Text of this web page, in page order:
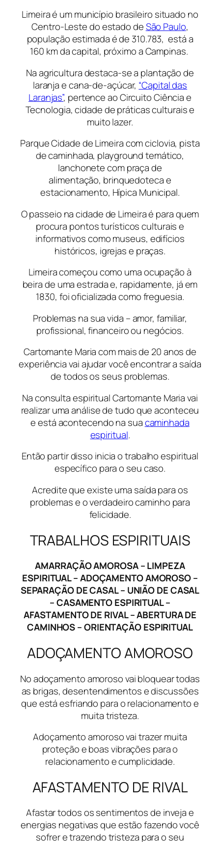
Limeira é um município brasileiro situado no
Centro-Leste do estado deSão Paulo,
população estimada é de 310.783, está a
160 km da capital, próximo a Campinas.
Na agricultura destaca-se a plantação de
laranja e cana-de-açúcar, “Capital das
Laranjas”, pertence ao Circuito Ciência e
Tecnologia, cidade de práticas culturais e
muito lazer.
Parque Cidade de Limeira com ciclovia, pista
de caminhada, playground temático,
lanchonete com praça de
alimentação, brinquedoteca e
estacionamento, Hípica Municipal.
O passeio na cidade de Limeira é para quem
procura pontos turísticos culturais e
informativos como museus, edifícios
históricos, igrejas e praças.
Limeira começou como uma ocupação à
beira de uma estrada e, rapidamente, já em
1830, foi oficializada como freguesia.
Problemas na sua vida – amor, familiar,
profissional, financeiro ou negócios.
Cartomante Maria com mais de 20 anos de
experiência vai ajudar você encontrar a saída
de todos os seus problemas.
Na consulta espiritual Cartomante Maria vai
realizar uma análise de tudo que aconteceu
e está acontecendo na suacaminhada
espiritual.
Então partir disso inicia o trabalho espiritual
específico para o seu caso.
Acredite que existe uma saída para os
problemas e o verdadeiro caminho para
felicidade.
TRABALHOS ESPIRITUAIS
AMARRAÇÃO AMOROSA – LIMPEZA
ESPIRITUAL – ADOÇAMENTO AMOROSO –
SEPARAÇÃO DE CASAL – UNIÃO DE CASAL
– CASAMENTO ESPIRITUAL –
AFASTAMENTO DE RIVAL – ABERTURA DE
CAMINHOS – ORIENTAÇÃO ESPIRITUAL
ADOÇAMENTO AMOROSO
No adoçamento amoroso vai bloquear todas
as brigas, desentendimentos e discussões
que está esfriando para o relacionamento e
muita tristeza.
Adoçamento amoroso vai trazer muita
proteção e boas vibrações para o
relacionamento e cumplicidade.
AFASTAMENTO DE RIVAL
Afastar todos os sentimentos de inveja e
energias negativas que estão fazendo você
sofrer e trazendo tristeza para o seu